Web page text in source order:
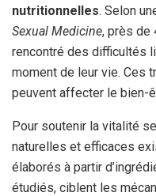
nutritionnelles. Selon
Sexual Medicine, près de
rencontré des difficultés
moment de leur vie. Ces
peuvent affecter le bien-
Pour soutenir la vitalité
naturelles et efficaces
élaborés à partir
étudiés, ciblent les